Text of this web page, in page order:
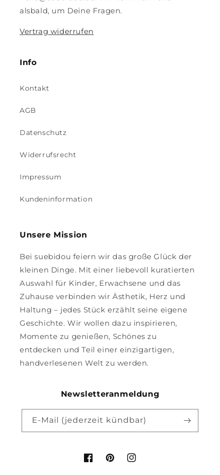
alsbald, um Deine Fragen.
Vertrag widerrufen
Info
Kontakt
AGB
Datenschutz
Widerrufsrecht
Impressum
Kundeninformation
Unsere Mission
Bei suebidou feiern wir das große Glück der
kleinen Dinge. Mit einer liebevoll kuratierten
Auswahl für Kinder, Erwachsene und das
Zuhause verbinden wir Ästhetik, Herz und
Haltung – jedes Stück erzählt seine eigene
Geschichte. Wir wollen dazu inspirieren,
Momente zu genießen, Schönes zu
entdecken und Teil einer einzigartigen,
handverlesenen Welt zu werden.
Newsletteranmeldung
E-Mail (jederzeit kündbar)
FacebookPinterestInstagram